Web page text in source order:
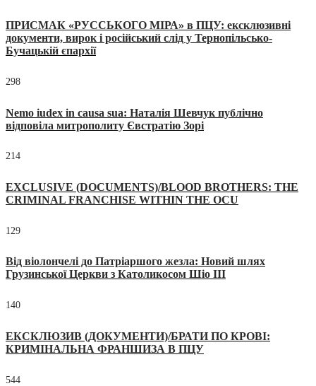
ПРИСМАК «РУССЬКОГО МІРА» в ПЦУ: ексклюзивні
документи, вирок і російський слід у Тернопільсько-
Бучацькій єпархії
298
Nemo iudex in causa sua: Наталія Шевчук публічно
відповіла митрополиту Євстратію Зорі
214
EXCLUSIVE (DOCUMENTS)/BLOOD BROTHERS: THE
CRIMINAL FRANCHISE WITHIN THE OCU
129
Від віолончелі до Патріаршого жезла: Новий шлях
Грузинської Церкви з Католикосом Шіо III
140
ЕКСКЛЮЗИВ (ДОКУМЕНТИ)/БРАТИ ПО КРОВІ:
КРИМІНАЛЬНА ФРАНШИЗА В ПЦУ
544